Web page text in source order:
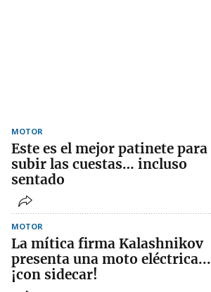
MOTOR
Este es el mejor patinete para
subir las cuestas… incluso
sentado
MOTOR
La mítica firma Kalashnikov
presenta una moto eléctrica...
¡con sidecar!